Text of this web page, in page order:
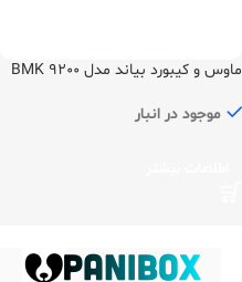
ماوس و کیبورد بیاند مدل BMK 9200
موجود در انبار